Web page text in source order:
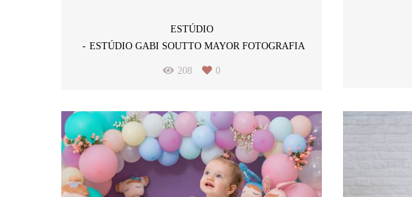
ESTÚDIO
ESTÚDIO GABI SOUTTO MAYOR FOTOGRAFIA
208 0